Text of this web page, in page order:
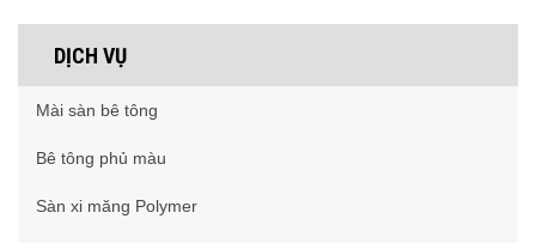
DỊCH VỤ
Mài sàn bê tông
Bê tông phủ màu
Sàn xi măng Polymer